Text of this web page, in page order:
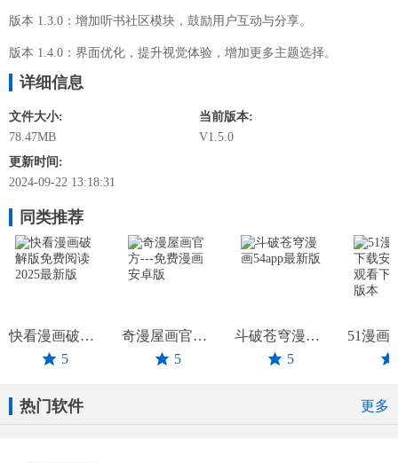
版本 1.3.0：增加听书社区模块，鼓励用户互动与分享。
版本 1.4.0：界面优化，提升视觉体验，增加更多主题选择。
详细信息
文件大小:
78.47MB
当前版本:
V1.5.0
更新时间:
2024-09-22 13:18:31
同类推荐
快看漫画破解版免费阅读2025最新版
5
奇漫屋画官方---免费漫画安卓版
5
斗破苍穹漫画54app最新版
5
热门软件 更多